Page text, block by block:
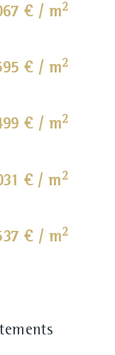
€ / m2
€ / m2
€ / m2
€ / m2
€ / m2